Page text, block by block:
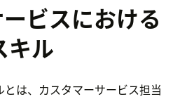
ビスにおける
キル
は、カスタマーサービス担当